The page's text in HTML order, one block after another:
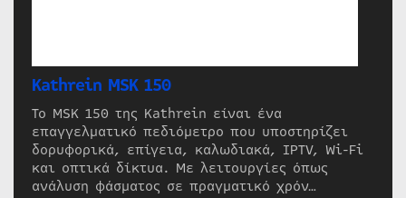
Kathrein MSK 150
Το MSK 150 της Kathrein είναι ένα
επαγγελματικό πεδιόμετρο που υποστηρίζει
δορυφορικά, επίγεια, καλωδιακά, IPTV, Wi-Fi
και οπτικά δίκτυα. Με λειτουργίες όπως
ανάλυση φάσματος σε πραγματικό χρόν…